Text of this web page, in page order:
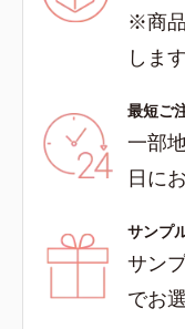
※商
します
最短ご
一部
日に
サンプ
サン
でお